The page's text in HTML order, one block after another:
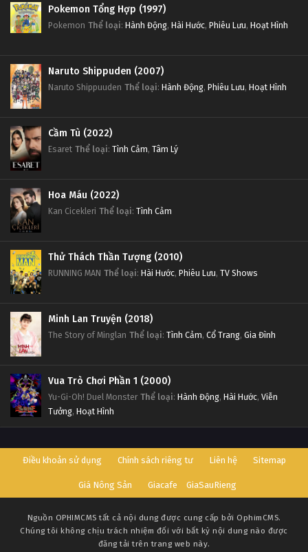
Pokemon Tổng Hợp (1997)
Pokemon Thể loại: Hành Động, Hài Hước, Phiêu Lưu, Hoạt Hình
Naruto Shippuden (2007)
Naruto Shippuuden Thể loại: Hành Động, Phiêu Lưu, Hoạt Hình
Cầm Tù (2022)
Esaret Thể loại: Tình Cảm, Tâm Lý
Hoa Máu (2022)
Kan Cicekleri Thể loại: Tình Cảm
Thử Thách Thần Tượng (2010)
RUNNING MAN Thể loại: Hài Hước, Phiêu Lưu, TV Shows
Minh Lan Truyện (2018)
The Story of Minglan Thể loại: Tình Cảm, Cổ Trang, Gia Đình
Vua Trò Chơi Phần 1 (2000)
Yu-Gi-Oh! Duel Monster Thể loại: Hành Động, Hài Hước, Viễn
Tưởng, Hoạt Hình
Điều khoản sử dụng Chính sách riêng tư Liên hệ Sitemap
Giá Nông Sản Giacafe GiaSauRieng
Nguồn OPHIMCMS tất cả nội dung được cung cấp bởi OphimCMS.
Chúng tôi không chịu trách nhiệm đối với bất kỳ nội dung nào được
đăng tải trên trang web này.